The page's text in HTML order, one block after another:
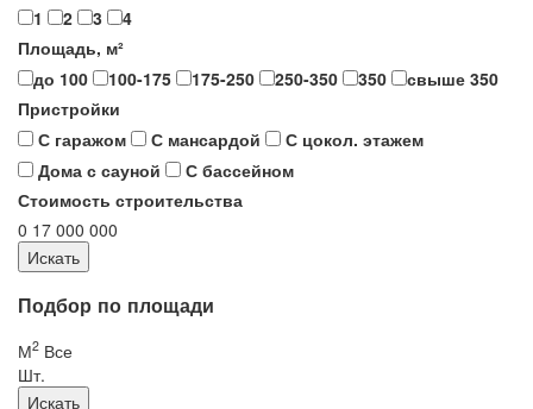
1
2 3
4
Площадь, м²
до 100
100-175 175-250 250-350 350
свыше 350
Пристройки
С гаражом
С мансардой
С цокол. этажем
Дома с сауной
С бассейном
Стоимость строительства
0 17 000 000
Подбор по площади
М2 Все
Шт.